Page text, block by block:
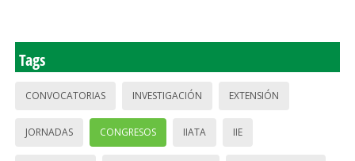
Tags
CONVOCATORIAS INVESTIGACIÓN EXTENSIÓN
JORNADAS CONGRESOS IIATA IIE